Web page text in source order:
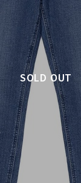
SOLD OUT